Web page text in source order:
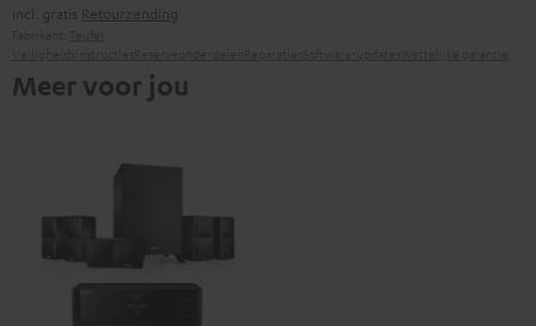
incl. gratis Retourzending
Meer voor jou